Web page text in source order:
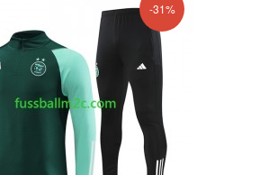
-31%